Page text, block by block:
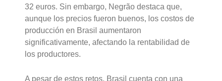
32 euros. Sin embargo, Negrão destaca que,
aunque los precios fueron buenos, los costos de
producción en Brasil aumentaron
significativamente, afectando la rentabilidad de
los productores.
A pesar de estos retos, Brasil cuenta con una